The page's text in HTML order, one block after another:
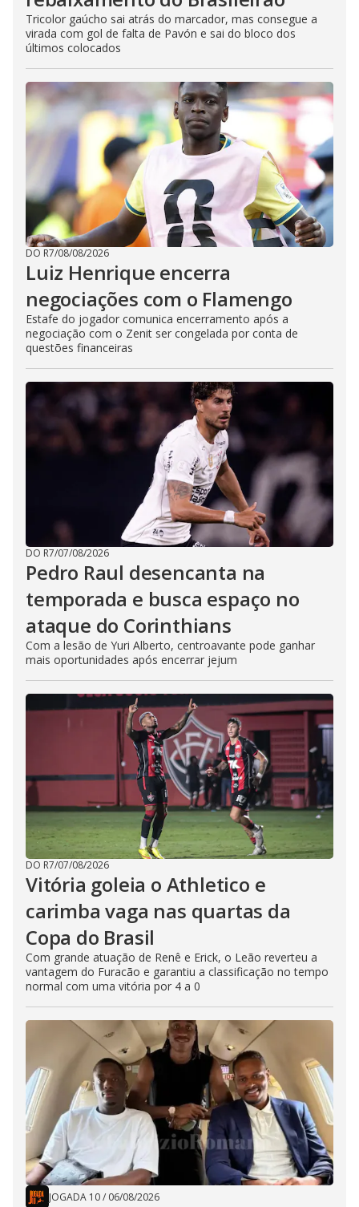
Tricolor gaúcho sai atrás do marcador, mas consegue a
virada com gol de falta de Pavón e sai do bloco dos
últimos colocados
DO R7/08/08/2026
Luiz Henrique encerra
negociações com o Flamengo
Estafe do jogador comunica encerramento após a
negociação com o Zenit ser congelada por conta de
questões financeiras
DO R7/07/08/2026
Pedro Raul desencanta na
temporada e busca espaço no
ataque do Corinthians
Com a lesão de Yuri Alberto, centroavante pode ganhar
mais oportunidades após encerrar jejum
DO R7/07/08/2026
Vitória goleia o Athletico e
carimba vaga nas quartas da
Copa do Brasil
Com grande atuação de Renê e Erick, o Leão reverteu a
vantagem do Furacão e garantiu a classificação no tempo
normal com uma vitória por 4 a 0
JOGADA 10/ 06/08/2026